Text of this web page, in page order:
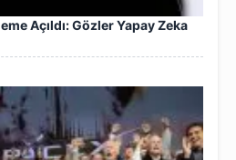
Açıldı: Gözler Yapay Zeka